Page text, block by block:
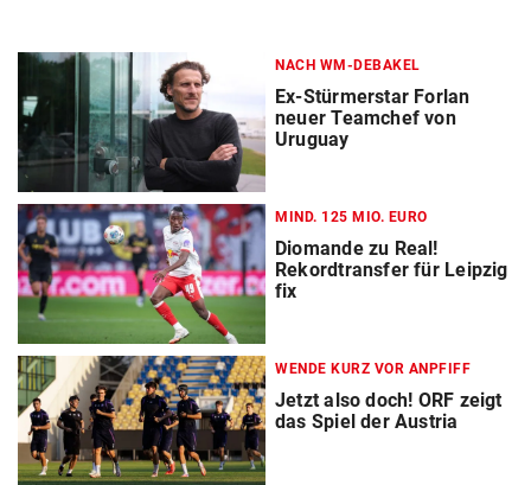
NACH WM-DEBAKEL
Ex-Stürmerstar Forlan
neuer Teamchef von
Uruguay
MIND. 125 MIO. EURO
Diomande zu Real!
Rekordtransfer für Leipzig
fix
WENDE KURZ VOR ANPFIFF
Jetzt also doch! ORF zeigt
das Spiel der Austria